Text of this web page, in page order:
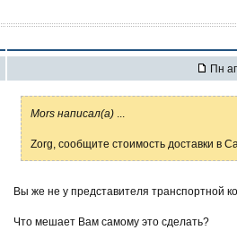
Пн
Mors написал(а)
Zorg, сообщите стоимость доставки в
Вы же не у представителя транспортной
Что мешает Вам самому это сделать?